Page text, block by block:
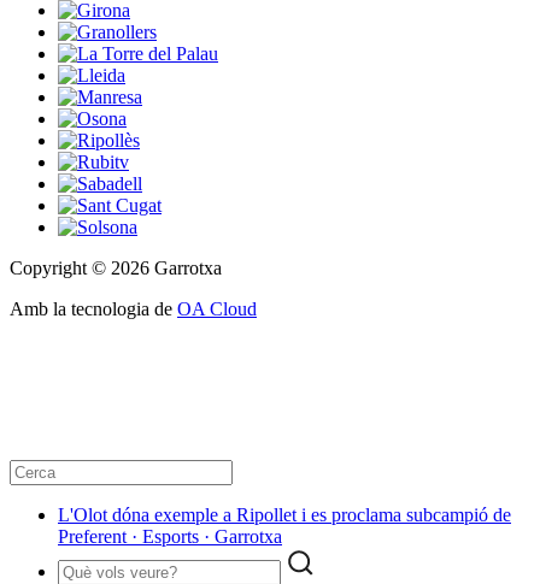
Copyright © 2026 Garrotxa
Amb la tecnologia de OA Cloud
L'Olot dóna exemple a Ripollet i es proclama subcampió de
Preferent · Esports · Garrotxa